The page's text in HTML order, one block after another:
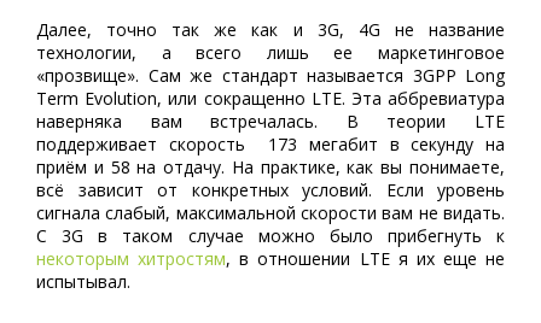
Далее, точно так же как и 3G, 4G не название
технологии, а всего лишь ее маркетинговое
«прозвище». Сам же стандарт называется 3GPP Long
Term Evolution, или сокращенно LTE. Эта аббревиатура
наверняка вам встречалась. В теории LTE
поддерживает скорость 173 мегабит в секунду на
приём и 58 на отдачу. На практике, как вы понимаете,
всё зависит от конкретных условий. Если уровень
сигнала слабый, максимальной скорости вам не видать.
С 3G в таком случае можно было прибегнуть к
некоторым хитростям, в отношении LTE я их еще не
испытывал.